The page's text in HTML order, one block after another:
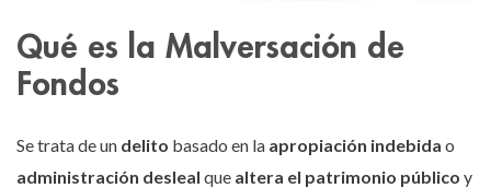
Qué es la Malversación de
Fondos
Se trata de un delito basado en la apropiación indebida o
administración desleal que altera el patrimonio público y